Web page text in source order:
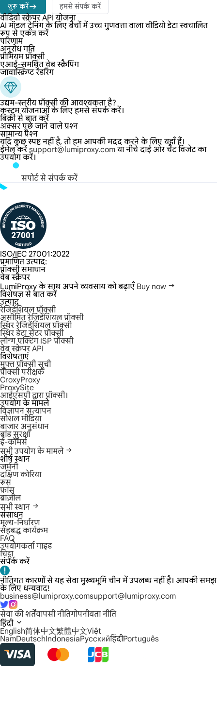
शुरू करें हमसे संपर्क करें
वीडियो स्क्रेपर API योजना
AI मॉडल ट्रेनिंग के लिए बैचों में उच्च गुणवत्ता वाला वीडियो डेटा स्वचालित
रूप से एकत्र करें
परिणाम
अनुरोध गति
प्रीमियम प्रॉक्सी
एआई-समर्थित वेब स्क्रैपिंग
जावास्क्रिप्ट रेंडरिंग
उद्यम-स्तरीय प्रॉक्सी की आवश्यकता है?
कस्टम योजनाओं के लिए हमसे संपर्क करें।
बिक्री से बात करें
अक्सर पूछे जाने वाले प्रश्न
सामान्य प्रश्न
यदि कुछ स्पष्ट नहीं है, तो हम आपकी मदद करने के लिए यहाँ हैं।
ईमेल करेंsupport@lumiproxy.comया नीचे दाईं ओर चैट विजेट का
उपयोग करें।
सपोर्ट से संपर्क करें
ISO/IEC 27001:2022
प्रमाणित उत्पाद:
प्रॉक्सी समाधान
वेब स्क्रैपर
LumiProxy के साथ अपने व्यवसाय को बढ़ाएँ Buy now
विशेषज्ञ से बात करें
उत्पाद
रेजिडेंशियल प्रॉक्सी
असीमित रेजिडेंशियल प्रॉक्सी
स्थिर रेजिडेंशियल प्रॉक्सी
स्थिर डेटा सेंटर प्रॉक्सी
लॉन्ग एक्टिंग ISP प्रॉक्सी
वेब स्क्रेपर API
विशेषताएं
मुफ्त प्रॉक्सी सूची
प्रॉक्सी परीक्षक
CroxyProxy
ProxySite
आईएसपी द्वारा प्रॉक्सी।
उपयोग के मामले
विज्ञापन सत्यापन
सोशल मीडिया
बाजार अनुसंधान
ब्रांड सुरक्षा
ई-कॉमर्स
सभी उपयोग के मामले
शीर्ष स्थान
जर्मनी
दक्षिण कोरिया
रूस
फ्रांस
ब्राज़ील
सभी स्थान
संसाधन
मूल्य-निर्धारण
सहबद्ध कार्यक्रम
FAQ
उपयोगकर्ता गाइड
चिट्ठा
संपर्क करें
नीतिगत कारणों से यह सेवा मुख्यभूमि चीन में उपलब्ध नहीं है। आपकी समझ
के लिए धन्यवाद!
business@lumiproxy.comsupport@lumiproxy.com
सेवा की शर्तेंवापसी नीतिगोपनीयता नीति
हिंदी
English简体中文繁體中文Việt
NamDeutschIndonesiaРусскийहिंदीPortuguês